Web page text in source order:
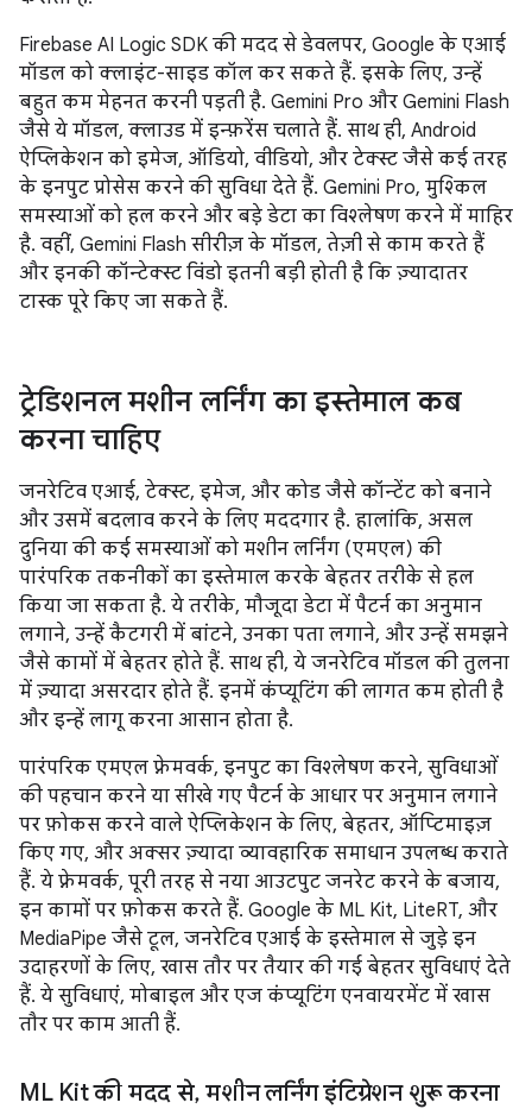
Firebase AI Logic SDK की मदद से डेवलपर, Google के एआई
मॉडल को क्लाइंट-साइड कॉल कर सकते हैं. इसके लिए, उन्हें
बहुत कम मेहनत करनी पड़ती है. Gemini Pro और Gemini Flash
जैसे ये मॉडल, क्लाउड में इन्फ़रेंस चलाते हैं. साथ ही, Android
ऐप्लिकेशन को इमेज, ऑडियो, वीडियो, और टेक्स्ट जैसे कई तरह
के इनपुट प्रोसेस करने की सुविधा देते हैं. Gemini Pro, मुश्किल
समस्याओं को हल करने और बड़े डेटा का विश्लेषण करने में माहिर
है. वहीं, Gemini Flash सीरीज़ के मॉडल, तेज़ी से काम करते हैं
और इनकी कॉन्टेक्स्ट विंडो इतनी बड़ी होती है कि ज़्यादातर
टास्क पूरे किए जा सकते हैं.
ट्रेडिशनल मशीन लर्निंग का इस्तेमाल कब
करना चाहिए
जनरेटिव एआई, टेक्स्ट, इमेज, और कोड जैसे कॉन्टेंट को बनाने
और उसमें बदलाव करने के लिए मददगार है. हालांकि, असल
दुनिया की कई समस्याओं को मशीन लर्निंग (एमएल) की
पारंपरिक तकनीकों का इस्तेमाल करके बेहतर तरीके से हल
किया जा सकता है. ये तरीके, मौजूदा डेटा में पैटर्न का अनुमान
लगाने, उन्हें कैटगरी में बांटने, उनका पता लगाने, और उन्हें समझने
जैसे कामों में बेहतर होते हैं. साथ ही, ये जनरेटिव मॉडल की तुलना
में ज़्यादा असरदार होते हैं. इनमें कंप्यूटिंग की लागत कम होती है
और इन्हें लागू करना आसान होता है.
पारंपरिक एमएल फ़्रेमवर्क, इनपुट का विश्लेषण करने, सुविधाओं
की पहचान करने या सीखे गए पैटर्न के आधार पर अनुमान लगाने
पर फ़ोकस करने वाले ऐप्लिकेशन के लिए, बेहतर, ऑप्टिमाइज़
किए गए, और अक्सर ज़्यादा व्यावहारिक समाधान उपलब्ध कराते
हैं. ये फ़्रेमवर्क, पूरी तरह से नया आउटपुट जनरेट करने के बजाय,
इन कामों पर फ़ोकस करते हैं. Google के ML Kit, LiteRT, और
MediaPipe जैसे टूल, जनरेटिव एआई के इस्तेमाल से जुड़े इन
उदाहरणों के लिए, खास तौर पर तैयार की गई बेहतर सुविधाएं देते
हैं. ये सुविधाएं, मोबाइल और एज कंप्यूटिंग एनवायरमेंट में खास
तौर पर काम आती हैं.
ML Kit की मदद से, मशीन लर्निंग इंटिग्रेशन शुरू करना